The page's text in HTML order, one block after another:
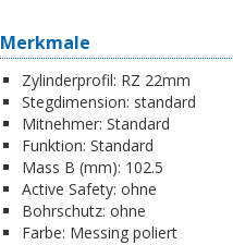
Merkmale
Zylinderprofil: RZ 22mm
Stegdimension: standard
Mitnehmer: Standard
Funktion: Standard
Mass B (mm): 102.5
Active Safety: ohne
Bohrschutz: ohne
Farbe: Messing poliert